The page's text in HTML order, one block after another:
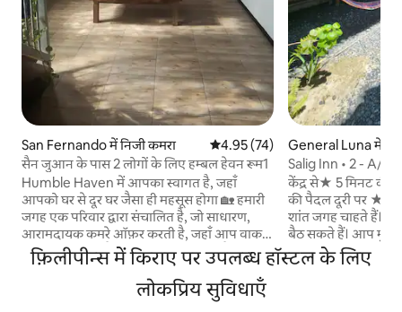
San Fernando में निजी कमरा औसत रेटिंग 5 में से 4.95, 74 समीक्षाएँ
4.95 (74)
सैन जुआन के पास 2 लोगों के लिए हम्बल हेवन रूम1
Humble Haven में आपका स्वागत है, जहाँ
आपको घर से दूर घर जैसा ही महसूस होगा 🏡 हमारी
जगह एक परिवार द्वारा संचालित है, जो साधारण,
आरामदायक कमरे ऑफ़र करती है, जहाँ आप वाकई
आराम कर सकते हैं और महसूस कर सकते हैं कि
आपका खयाल रखा जा रहा है। हमारे बेड
आरामदायक और बड़े हैं—बीच पर बिताए लंबे दिन
या शहर की सैर के बाद इन पर आराम करना बेहतरीन
General Luna में
Salig Inn • 2 - A/
लिए कमरा
केंद्र से★ 5 मिनट की
की पैदल दूरी पर ★ उन
शांत जगह चाहते हैं।
बैठ सकते हैं। आप मुफ्त
सुविधाएँ: एयर✓ -
- फ़ाई (अधिकतम 200
फ़िलीपीन्स में किराए पर उपलब्ध हॉस्टल के लिए
लोकप्रिय सुविधाएँ